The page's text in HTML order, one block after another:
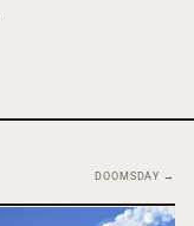
DOOMSDAY →